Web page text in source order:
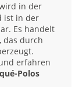
in der
ist in der
Es handelt
das durch
erfahren
Polos